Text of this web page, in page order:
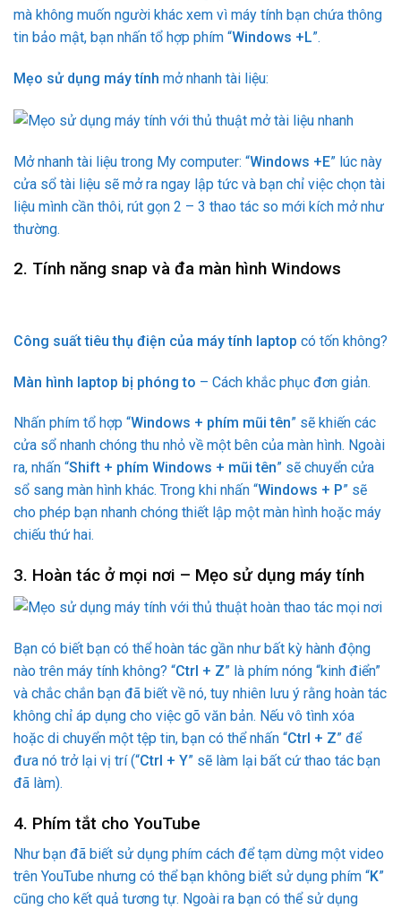
mà không muốn người khác xem vì máy tính bạn chứa thông
tin bảo mật, bạn nhấn tổ hợp phím “Windows +L”.
Mẹo sử dụng máy tính mở nhanh tài liệu:
Mở nhanh tài liệu trong My computer: “Windows +E” lúc này
cửa sổ tài liệu sẽ mở ra ngay lập tức và bạn chỉ việc chọn tài
liệu mình cần thôi, rút gọn 2 – 3 thao tác so mới kích mở như
thường.
2. Tính năng snap và đa màn hình Windows
Công suất tiêu thụ điện của máy tính laptop có tốn không?
Màn hình laptop bị phóng to – Cách khắc phục đơn giản.
Nhấn phím tổ hợp “Windows + phím mũi tên” sẽ khiến các
cửa sổ nhanh chóng thu nhỏ về một bên của màn hình. Ngoài
ra, nhấn “Shift + phím Windows + mũi tên” sẽ chuyển cửa
sổ sang màn hình khác. Trong khi nhấn “Windows + P” sẽ
cho phép bạn nhanh chóng thiết lập một màn hình hoặc máy
chiếu thứ hai.
3. Hoàn tác ở mọi nơi – Mẹo sử dụng máy tính
Bạn có biết bạn có thể hoàn tác gần như bất kỳ hành động
nào trên máy tính không? “Ctrl + Z” là phím nóng “kinh điển”
và chắc chắn bạn đã biết về nó, tuy nhiên lưu ý rằng hoàn tác
không chỉ áp dụng cho việc gõ văn bản. Nếu vô tình xóa
hoặc di chuyển một tệp tin, bạn có thể nhấn “Ctrl + Z” để
đưa nó trở lại vị trí (“Ctrl + Y” sẽ làm lại bất cứ thao tác bạn
đã làm).
4. Phím tắt cho YouTube
Như bạn đã biết sử dụng phím cách để tạm dừng một video
trên YouTube nhưng có thể bạn không biết sử dụng phím “K”
cũng cho kết quả tương tự. Ngoài ra bạn có thể sử dụng